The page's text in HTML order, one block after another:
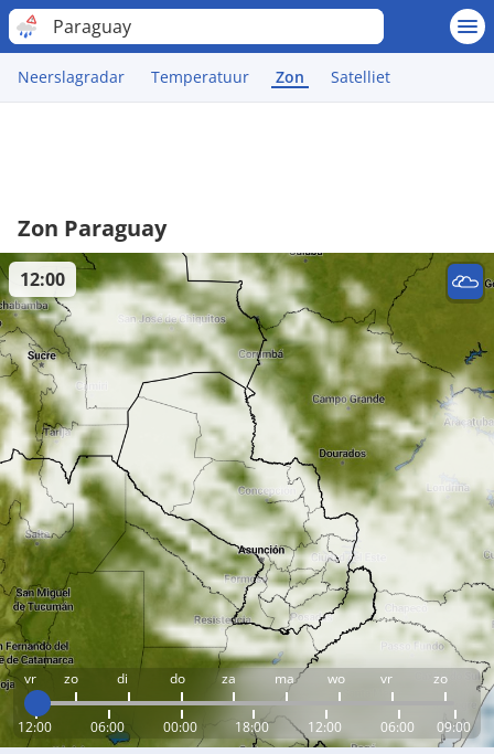
Paraguay
Neerslagradar Temperatuur Zon Satelliet
Zon Paraguay
vr zo di do za ma wo vr zo
12:00 06:00 00:00 18:00 12:00 06:00 09:00
12:00